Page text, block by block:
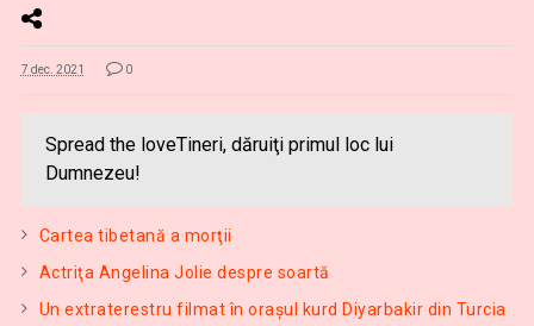
7 dec. 2021 0
Spread the loveTineri, dăruiţi primul loc lui
Dumnezeu!
Cartea tibetană a morţii
Actriţa Angelina Jolie despre soartă
Un extraterestru filmat în oraşul kurd Diyarbakir din Turcia